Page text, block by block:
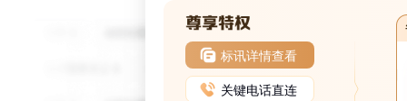
标讯详情查看
关键电话直连